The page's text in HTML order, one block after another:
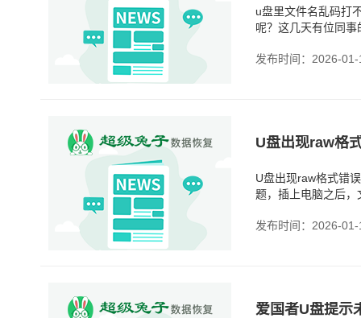
u盘里文件名乱码打
呢？这几天有位同
发布时间：2026-01-
U盘出现raw格式错
题，插上电脑之后
发布时间：2026-01-